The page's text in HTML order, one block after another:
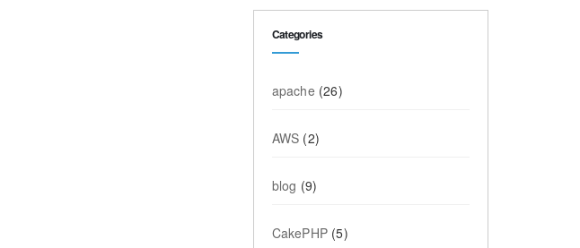
Categories
apache (26)
AWS (2)
blog (9)
CakePHP(5)